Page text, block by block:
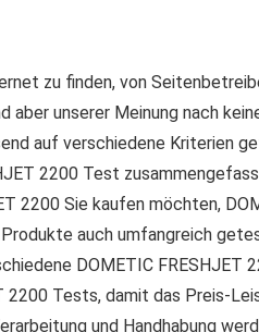
zu finden, von
unserer Meinung nach
auf verschiedene Kriterien
2200 Test
2200 Sie kaufen möchten,
auch umfangreich
DOMETIC FRESHJET
2200 Tests, damit das Preis-
und Handhabung